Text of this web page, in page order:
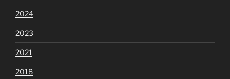
2024
2023
2021
2018